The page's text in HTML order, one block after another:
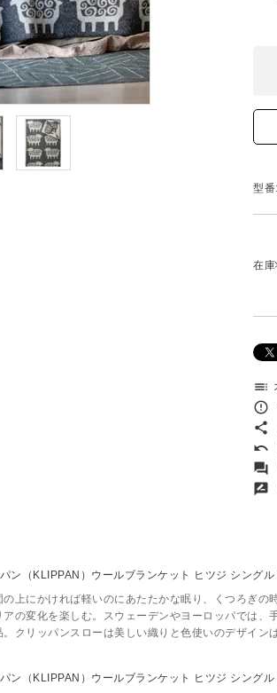
型番:
在
toc
error_outline
share
undo
forum
rate_review
の上にかければ軽いのにあたたかな眠り、くつろぎの
アの変化を楽しむ。スウェーデンやヨーロッパでは、
。クリッパンスローは美しい織りと色使いのデザイン